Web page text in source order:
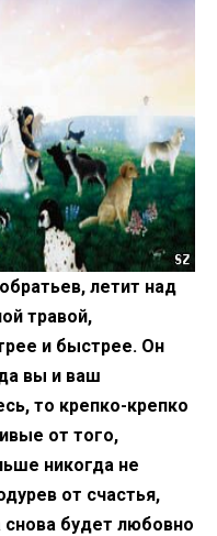
летит над
травой,
и быстрее. Он
вы и ваш
то крепко-крепко
от того,
никогда не
от счастья,
будет любовно